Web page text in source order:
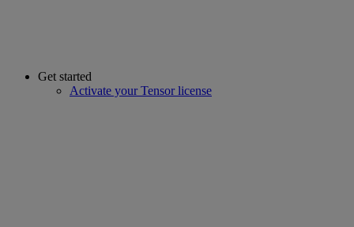
Get started
Activate your Tensor license